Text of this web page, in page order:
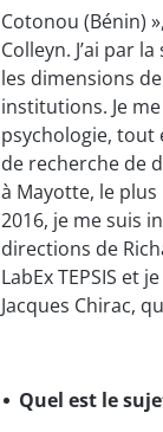
Cotonou (Bénin)
Colleyn. J’ai par
les dimensions
institutions. Je
psychologie,
de recherche de
à Mayotte, le
2016, je me suis
directions de
LabEx TEPSIS et
Jacques Chirac,
Quel est le